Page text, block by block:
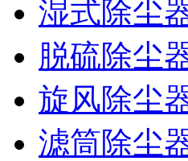
湿式除尘
脱硫除尘
旋风除尘
滤筒除尘